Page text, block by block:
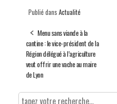
Publié dans Actualité
Menu sans viande à la
cantine : le vice-président de la
Région délégué à l’agriculture
veut offrir une vache au maire
de Lyon